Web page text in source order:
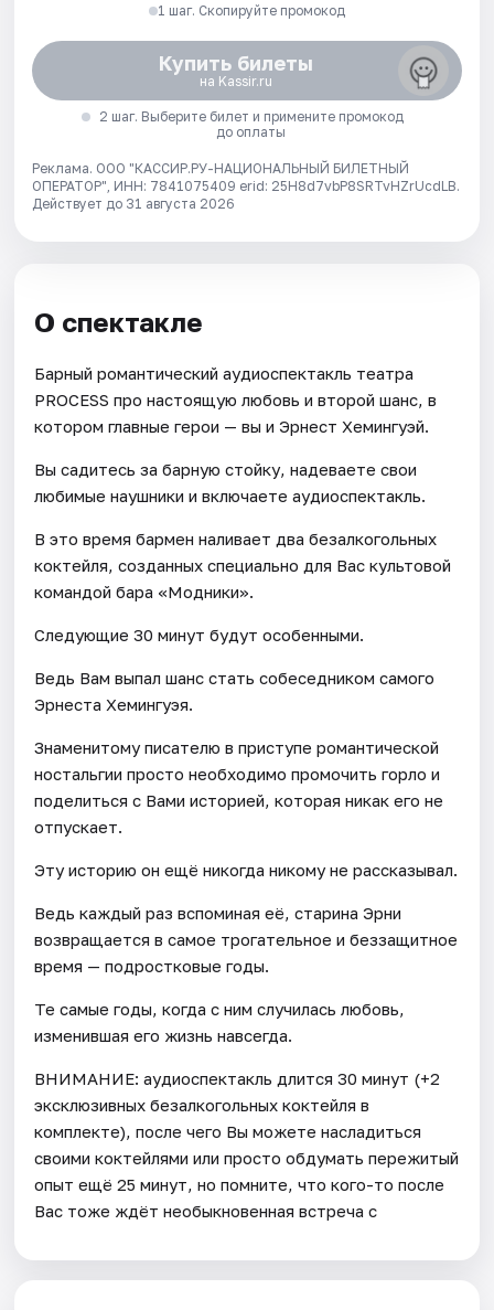
1 шаг. Скопируйте промокод
Купить билеты
на Kassir.ru
2 шаг. Выберите билет и примените промокод
до оплаты
Реклама. ООО "КАССИР.РУ-НАЦИОНАЛЬНЫЙ БИЛЕТНЫЙ
ОПЕРАТОР", ИНН: 7841075409 erid: 25H8d7vbP8SRTvHZrUcdLB.
Действует до 31 августа 2026
О спектакле
Барный романтический аудиоспектакль театра
PROCESS про настоящую любовь и второй шанс, в
котором главные герои — вы и Эрнест Хемингуэй.
Вы садитесь за барную стойку, надеваете свои
любимые наушники и включаете аудиоспектакль.
В это время бармен наливает два безалкогольных
коктейля, созданных специально для Вас культовой
командой бара «Модники».
Следующие 30 минут будут особенными.
Ведь Вам выпал шанс стать собеседником самого
Эрнеста Хемингуэя.
Знаменитому писателю в приступе романтической
ностальгии просто необходимо промочить горло и
поделиться с Вами историей, которая никак его не
отпускает.
Эту историю он ещё никогда никому не рассказывал.
Ведь каждый раз вспоминая её, старина Эрни
возвращается в самое трогательное и беззащитное
время — подростковые годы.
Те самые годы, когда с ним случилась любовь,
изменившая его жизнь навсегда.
ВНИМАНИЕ: аудиоспектакль длится 30 минут (+2
эксклюзивных безалкогольных коктейля в
комплекте), после чего Вы можете насладиться
своими коктейлями или просто обдумать пережитый
опыт ещё 25 минут, но помните, что кого-то после
Вас тоже ждёт необыкновенная встреча с